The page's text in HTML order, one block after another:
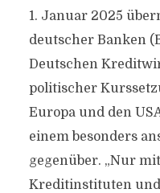
1. Januar 2025
deutscher Banken
Deutschen
politischer
Europa und den
einem besonders
gegenüber. „Nur
Kreditinstituten